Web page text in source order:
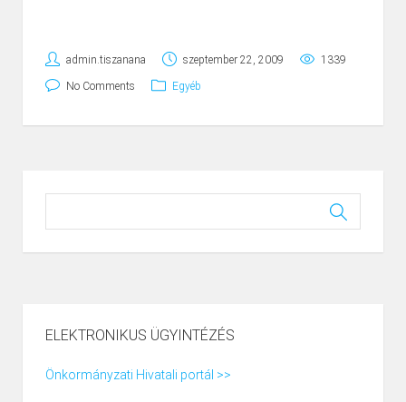
admin.tiszanana szeptember 22, 2009 1339
No Comments Egyéb
ELEKTRONIKUS ÜGYINTÉZÉS
Önkormányzati Hivatali portál >>